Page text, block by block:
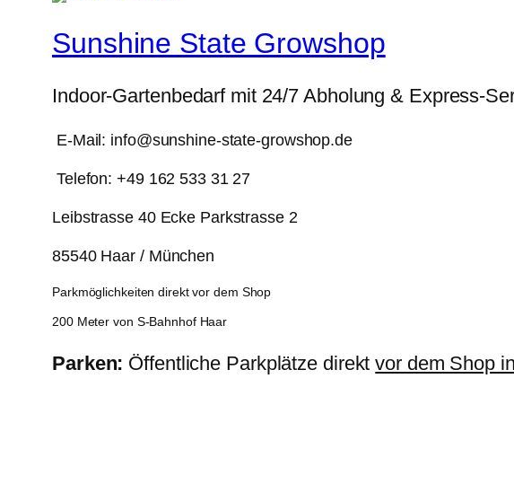
Sunshine State Growshop
Indoor-Gartenbedarf mit 24/7 Abholung & Express-
E-Mail: info@sunshine-state-growshop.de
Telefon: +49 162 533 31 27
Leibstrasse 40 Ecke Parkstrasse 2
85540 Haar / München
Parkmöglichkeiten direkt vor dem Shop
200 Meter von S-Bahnhof Haar
Parken: Öffentliche Parkplätze direktvor dem Shop